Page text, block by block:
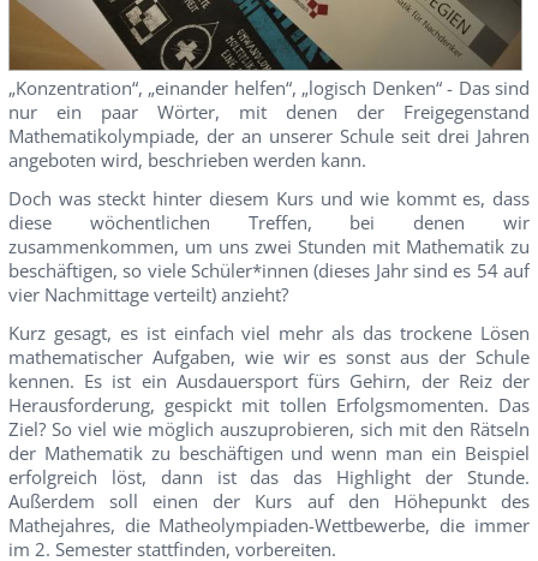
„Konzentration“, „einander helfen“, „logisch Denken“ - Das sind
nur ein paar Wörter, mit denen der Freigegenstand
Mathematikolympiade, der an unserer Schule seit drei Jahren
angeboten wird, beschrieben werden kann.
Doch was steckt hinter diesem Kurs und wie kommt es, dass
diese wöchentlichen Treffen, bei denen wir
zusammenkommen, um uns zwei Stunden mit Mathematik zu
beschäftigen, so viele Schüler*innen (dieses Jahr sind es 54 auf
vier Nachmittage verteilt) anzieht?
Kurz gesagt, es ist einfach viel mehr als das trockene Lösen
mathematischer Aufgaben, wie wir es sonst aus der Schule
kennen. Es ist ein Ausdauersport fürs Gehirn, der Reiz der
Herausforderung, gespickt mit tollen Erfolgsmomenten. Das
Ziel? So viel wie möglich auszuprobieren, sich mit den Rätseln
der Mathematik zu beschäftigen und wenn man ein Beispiel
erfolgreich löst, dann ist das das Highlight der Stunde.
Außerdem soll einen der Kurs auf den Höhepunkt des
Mathejahres, die Matheolympiaden-Wettbewerbe, die immer
im 2. Semester stattfinden, vorbereiten.